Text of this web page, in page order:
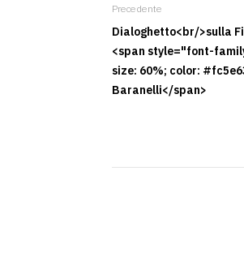
Precedente
Dialoghetto<br/>sulla
<span style="font-
size: 60%; color:
Baranelli</span>